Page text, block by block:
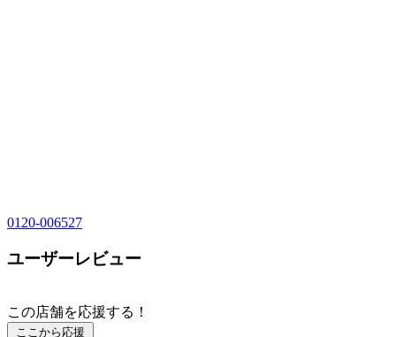
0120-006527
ユーザーレビュー
この店舗を応援する！
ここから応援